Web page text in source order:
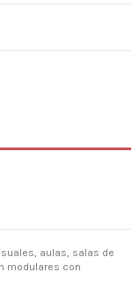
aulas, salas de
modulares con